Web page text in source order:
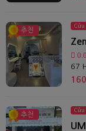
추천
0.0
67
추천